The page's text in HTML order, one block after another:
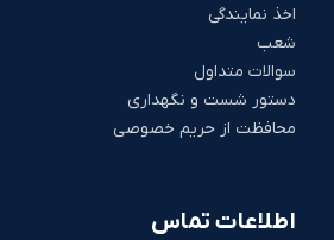
اخذ نمایندگی
شعب
سوالات متداول
دستور شست و نگهداری
محافظت از حریم خصوصی
اطلاعات تماس